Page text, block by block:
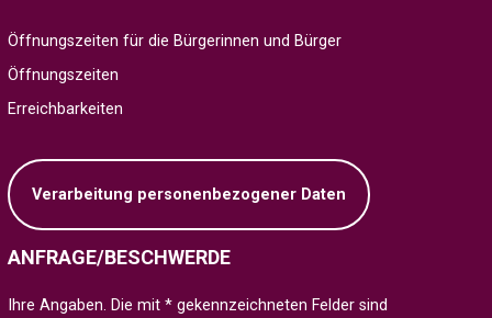
Öffnungszeiten für die Bürgerinnen und Bürger
Öffnungszeiten
Erreichbarkeiten
Verarbeitung personenbezogener Daten
ANFRAGE/BESCHWERDE
Ihre Angaben. Die mit * gekennzeichneten Felder sind